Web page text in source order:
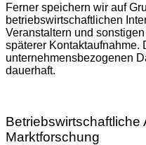
Ferner speichern wir auf
betriebswirtschaftlichen
Veranstaltern und
späterer Kontaktaufnahme.
unternehmensbezogenen
dauerhaft.
Betriebswirtschaftliche
Marktforschung